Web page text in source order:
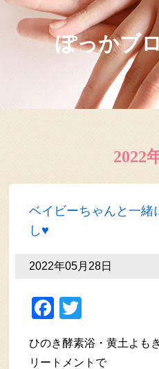
ぽっかブ
2022
ベイビーちゃんと一緒
し♥
2022年05月28日
Facebook
ひのき酵素浴・黄土よも
リートメントで